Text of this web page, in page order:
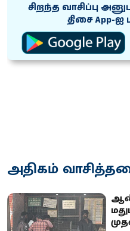
சிறந்த வாசிப்பு
திசை App-ஐ
அதிகம்